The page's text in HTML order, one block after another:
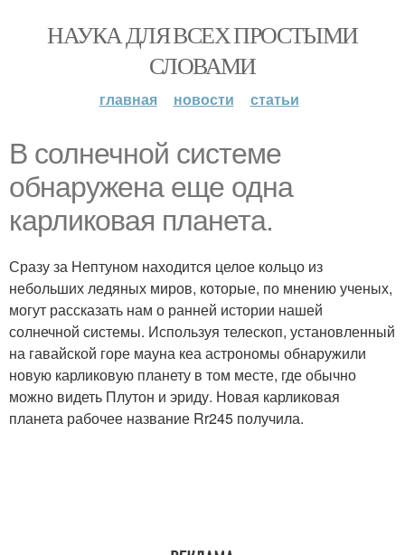
НАУКА ДЛЯ ВСЕХ ПРОСТЫМИ
СЛОВАМИ
главная новости статьи
В солнечной системе
обнаружена еще одна
карликовая планета.
Сразу за Нептуном находится целое кольцо из
небольших ледяных миров, которые, по мнению ученых,
могут рассказать нам о ранней истории нашей
солнечной системы. Используя телескоп, установленный
на гавайской горе мауна кеа астрономы обнаружили
новую карликовую планету в том месте, где обычно
можно видеть Плутон и эриду. Новая карликовая
планета рабочее название Rr245 получила.